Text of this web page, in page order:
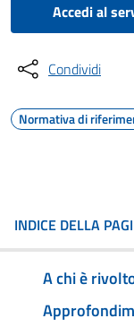
Accedi al
Condividi
Normativa di
INDICE DELLA
A chi è